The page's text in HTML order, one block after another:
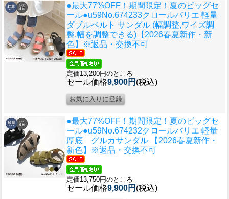
●最大77%OFF！期間限定！夏のビッグセ
ール●u59No.674233クロールバリエ 軽量
ダブルベルト サンダル (幅調整,ワイズ調
整,幅を調整できる)【2026春夏新作・新
色】※返品・交換不可
定価13,200円のところ
セール価格9,900円 (税込)
●最大77%OFF！期間限定！夏のビッグセ
ール●u59No.674232クロールバリエ 軽量
厚底 グルカサンダル 【2026春夏新作・
新色】※返品・交換不可
定価13,750円のところ
セール価格9,900円 (税込)